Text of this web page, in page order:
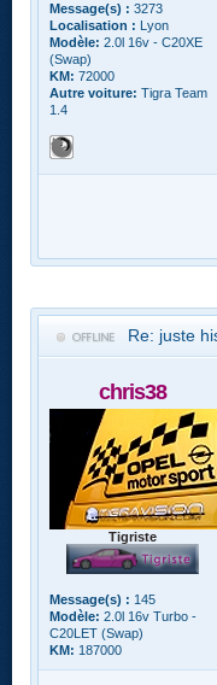
Message(s) : 3273
Localisation : Lyon
Modèle: 2.0l 16v - C20XE
(Swap)
KM: 72000
Autre voiture: Tigra Team
1.4
Re: juste
chris38
Tigriste
Message(s) : 145
Modèle: 2.0l 16v Turbo -
C20LET (Swap)
KM: 187000